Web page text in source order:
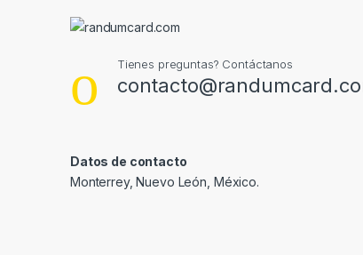
Tienes preguntas? Contáctanos
Datos de contacto
Monterrey, Nuevo León, México.